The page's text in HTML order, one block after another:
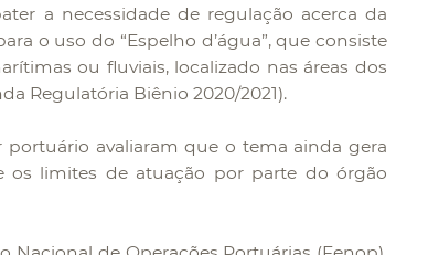
a necessidade de regulação acerca da
o uso do “Espelho d’água”, que consiste
ou fluviais, localizado nas áreas dos
Regulatória Biênio 2020/2021).
avaliaram que o tema ainda gera
os limites de atuação por parte do órgão